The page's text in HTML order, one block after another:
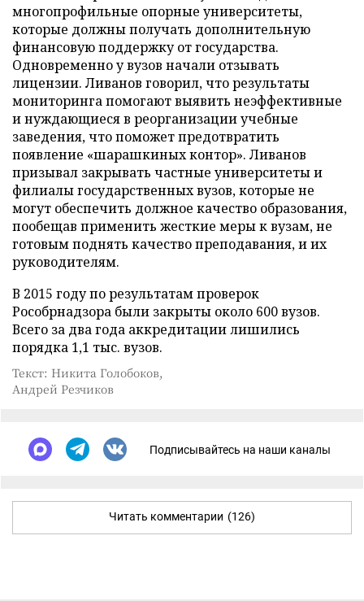
многопрофильные опорные университеты,
которые должны получать дополнительную
финансовую поддержку от государства.
Одновременно у вузов начали отзывать
лицензии. Ливанов говорил, что результаты
мониторинга помогают выявить неэффективные
и нуждающиеся в реорганизации учебные
заведения, что поможет предотвратить
появление «шарашкиных контор». Ливанов
призывал закрывать частные университеты и
филиалы государственных вузов, которые не
могут обеспечить должное качество образования,
пообещав применить жесткие меры к вузам, не
готовым поднять качество преподавания, и их
руководителям.
В 2015 году по результатам проверок
Рособрнадзора были закрыты около 600 вузов.
Всего за два года аккредитации лишились
порядка 1,1 тыс. вузов.
Текст: Никита Голобоков,
Андрей Резчиков
Подписывайтесь на наши каналы
Читать комментарии (126)